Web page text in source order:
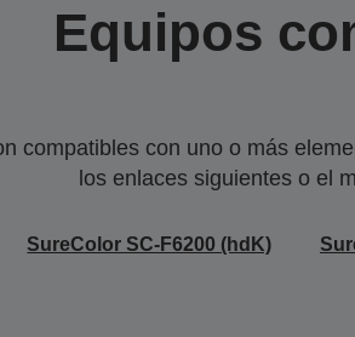
Equipos
compatibles con uno o más
los enlaces siguientes o el
SureColor SC-F6200 (hdK)